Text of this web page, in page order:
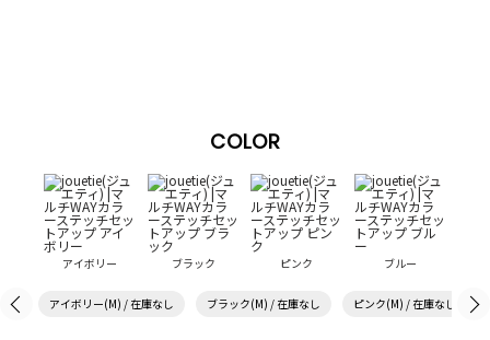
COLOR
アイボリー ブラック ピンク ブルー
アイボリー(M) / 在庫なし ブラック(M) / 在庫なし ピンク(M) / 在庫なし